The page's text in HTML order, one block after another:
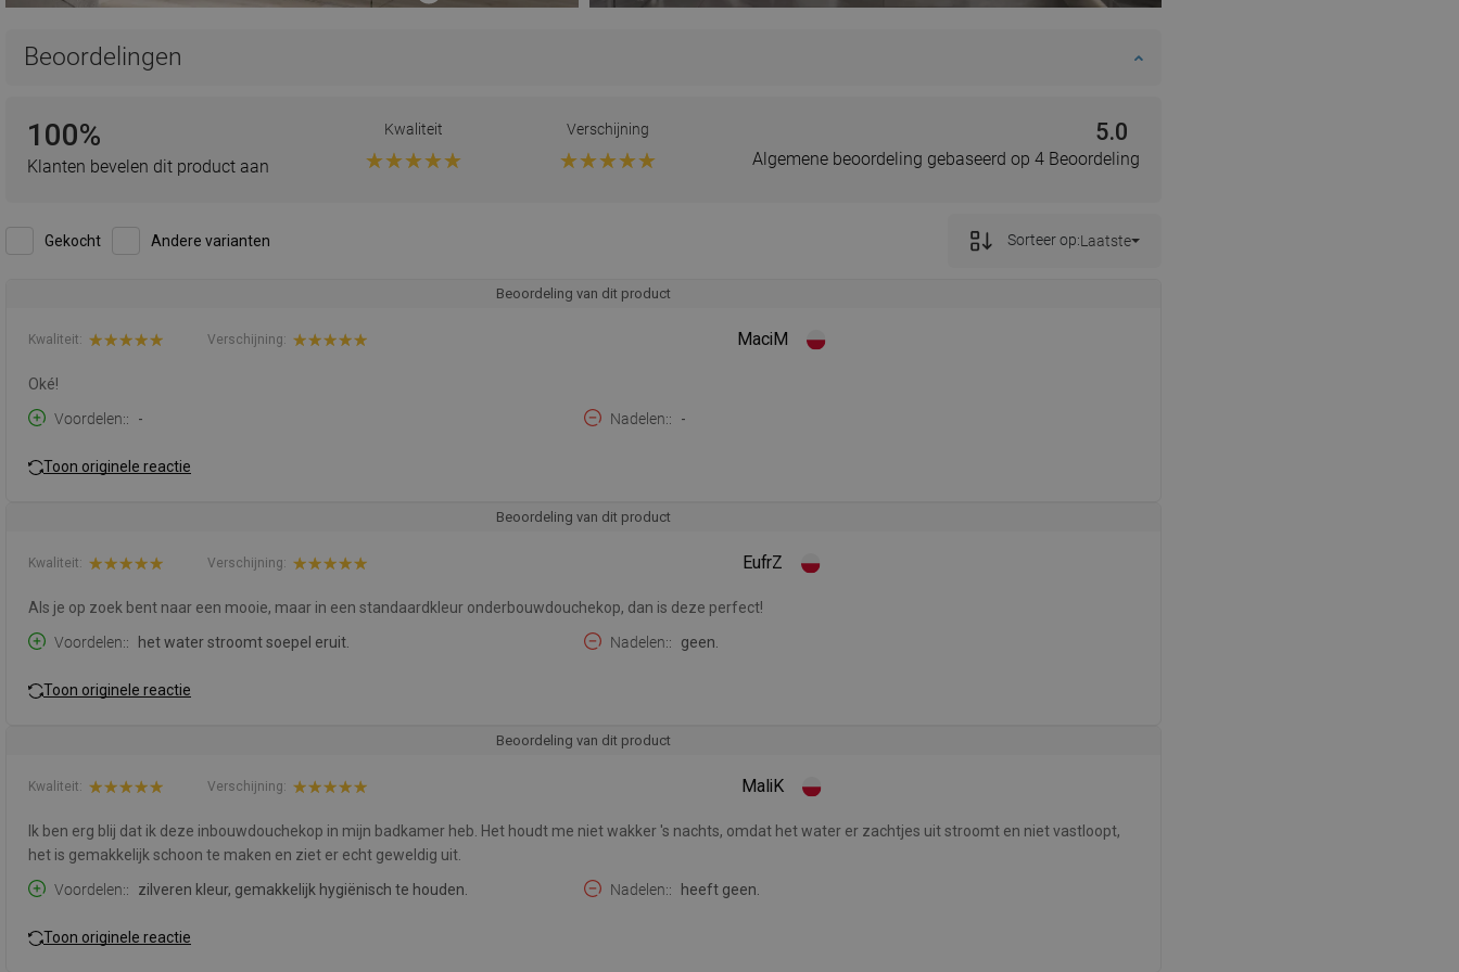
Beoordelingen
100%
Klanten bevelen dit product aan
Kwaliteit Verschijning 5.0
Algemene beoordeling gebaseerd op 4 Beoordeling
Gekocht Andere varianten Sorteer op:Laatste
Beoordeling van dit product
MaciM
Kwaliteit: Verschijning:
Oké!
Voordelen:
- Nadelen: -
Toon originele reactie
Beoordeling van dit product
EufrZ
Kwaliteit: Verschijning:
Als je op zoek bent naar een mooie, maar in een standaardkleur onderbouwdouchekop, dan is deze perfect!
Voordelen:
het water stroomt soepel eruit. Nadelen: geen.
Toon originele reactie
Beoordeling van dit product
MaliK
Kwaliteit: Verschijning:
Ik ben erg blij dat ik deze inbouwdouchekop in mijn badkamer heb. Het houdt me niet wakker 's nachts, omdat het water er zachtjes uit stroomt en niet vastloopt,
het is gemakkelijk schoon te maken en ziet er echt geweldig uit.
Voordelen:
zilveren kleur, gemakkelijk hygiënisch te houden. Nadelen: heeft geen.
Toon originele reactie
CROATIAN